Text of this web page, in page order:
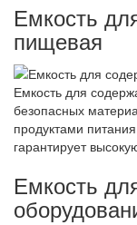
Емкость
пищевая
Емкость для
безопасных
продуктами
гарантирует
Емкость